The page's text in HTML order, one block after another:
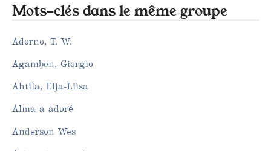
Mots-clés dans le même groupe
Adorno, T. W.
Agamben, Giorgio
Ahtila, Eija-Liisa
Alma a adoré
Anderson Wes